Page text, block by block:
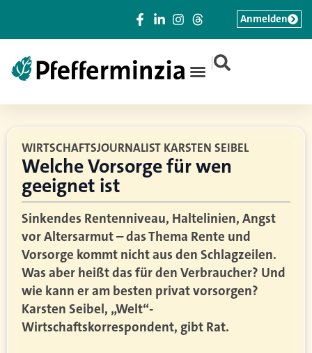
|
Anmelden
WIRTSCHAFTSJOURNALIST KARSTEN SEIBEL
Welche Vorsorge für wen
geeignet ist
Sinkendes Rentenniveau, Haltelinien, Angst
vor Altersarmut – das Thema Rente und
Vorsorge kommt nicht aus den Schlagzeilen.
Was aber heißt das für den Verbraucher? Und
wie kann er am besten privat vorsorgen?
Karsten Seibel, „Welt“-
Wirtschaftskorrespondent, gibt Rat.